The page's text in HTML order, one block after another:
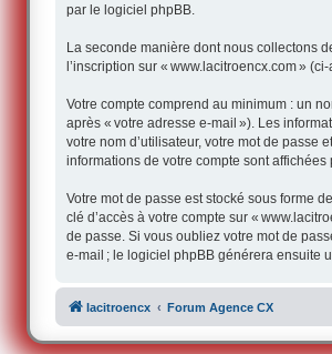
par le logiciel phpBB.
La seconde manière dont nous collectons
l’inscription sur « www.lacitroencx.com »
Votre compte comprend au minimum : un
après « votre adresse e-mail »). Les
votre nom d’utilisateur, votre mot de passe
informations de votre compte sont
Votre mot de passe est stocké sous forme
clé d’accès à votre compte sur «
de passe. Si vous oubliez votre mot de
e-mail ; le logiciel phpBB générera ensuite
lacitroencx Forum Agence CX